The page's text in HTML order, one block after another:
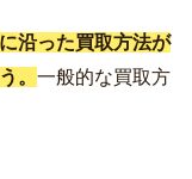
沿った買取方法が
。一般的な買取方